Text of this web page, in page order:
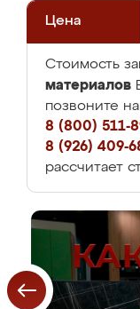
Цена
Стоимость
материалов
позвоните
8 (800) 511-
8 (926) 409-
рассчитает